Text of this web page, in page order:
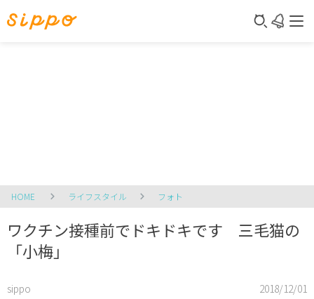
HOME ライフスタイル フォト
ワクチン接種前でドキドキです 三毛猫の
「小梅」
sippo 2018/12/01